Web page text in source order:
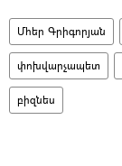
Մհեր Գրիգորյան
փոխվարչապետ
բիզնես